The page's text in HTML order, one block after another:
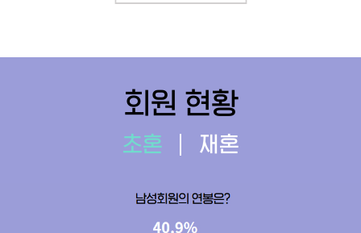
회원 현황
초혼 재혼